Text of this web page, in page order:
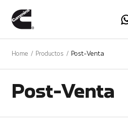
Home Productos Post-Venta
Post-Venta